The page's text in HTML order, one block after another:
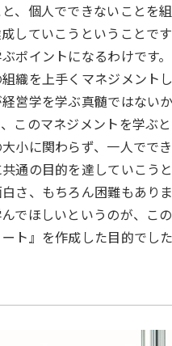
、個人でできないことを
していこうということで
ポイントになるわけです
織を上手くマネジメント
営学を学ぶ真髄ではない
このマネジメントを学ぶ
小に関わらず、一人でで
通の目的を達していこうと
さ、もちろん困難もあり
でほしいというのが、こ
ト』を作成した目的でした